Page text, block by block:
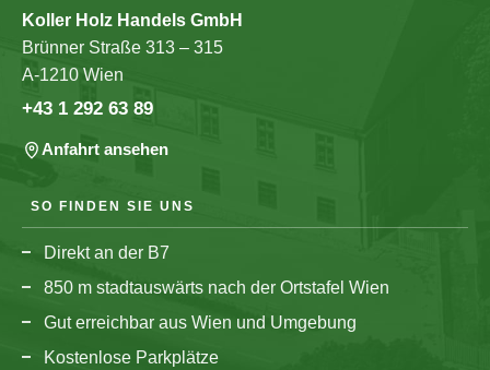
Koller Holz Handels GmbH
Brünner Straße 313 – 315
A-1210 Wien
+43 1 292 63 89
Anfahrt ansehen
SO FINDEN SIE UNS
Direkt an der B7
850 m stadtauswärts nach der Ortstafel Wien
Gut erreichbar aus Wien und Umgebung
Kostenlose Parkplätze